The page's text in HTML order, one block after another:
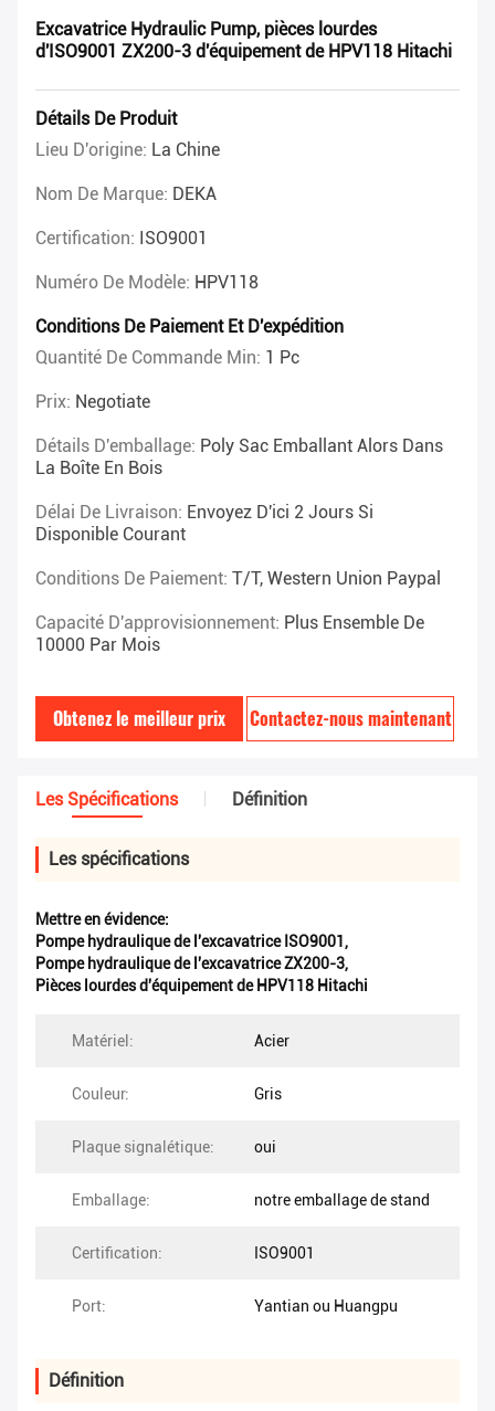
Excavatrice Hydraulic Pump, pièces lourdes
d'ISO9001 ZX200-3 d'équipement de HPV118 Hitachi
Détails De Produit
Lieu D'origine: La Chine
Nom De Marque: DEKA
Certification: ISO9001
Numéro De Modèle: HPV118
Conditions De Paiement Et D'expédition
Quantité De Commande Min: 1 Pc
Prix: Negotiate
Détails D'emballage: Poly Sac Emballant Alors Dans
La Boîte En Bois
Délai De Livraison: Envoyez D'ici 2 Jours Si
Disponible Courant
Conditions De Paiement: T/T, Western Union Paypal
Capacité D'approvisionnement: Plus Ensemble De
10000 Par Mois
Obtenez le meilleur prix Contactez-nous maintenant
Les Spécifications Définition
Les spécifications
Mettre en évidence:
Pompe hydraulique de l'excavatrice ISO9001 ,
Pompe hydraulique de l'excavatrice ZX200-3,
Pièces lourdes d'équipement de HPV118 Hitachi
Matériel: Acier
Couleur: Gris
Plaque signalétique: oui
Emballage: notre emballage de stand
Certification: ISO9001
Port: Yantian ou Huangpu
Définition